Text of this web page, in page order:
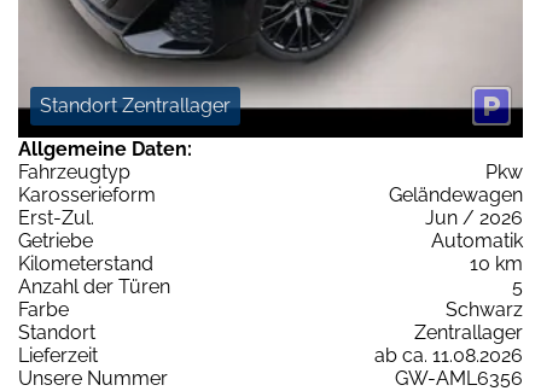
Standort Zentrallager
Allgemeine Daten:
Fahrzeugtyp
Pkw
Karosserieform
Geländewagen
Erst-Zul.
Jun / 2026
Getriebe
Automatik
Kilometerstand
10 km
Anzahl der Türen
5
Farbe
Schwarz
Standort
Zentrallager
Lieferzeit
ab ca. 11.08.2026
Unsere Nummer
GW-AML6356